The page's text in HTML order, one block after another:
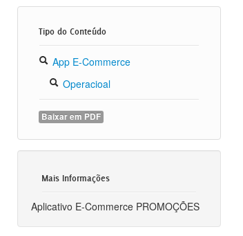
Tipo do Conteúdo
App E-Commerce
Operacioal
Baixar em PDF
Mais Informações
Aplicativo E-Commerce PROMOÇÕES